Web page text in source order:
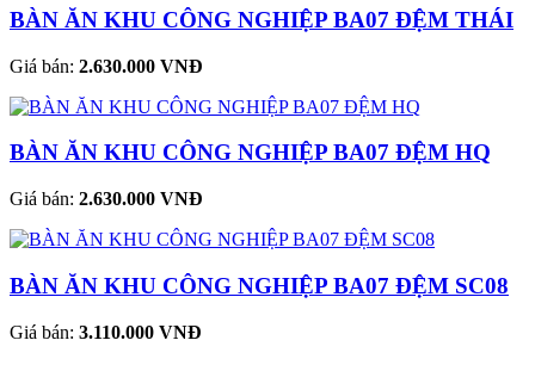
BÀN ĂN KHU CÔNG NGHIỆP BA07 ĐỆM THÁI
Giá bán: 2.630.000 VNĐ
BÀN ĂN KHU CÔNG NGHIỆP BA07 ĐỆM HQ
Giá bán: 2.630.000 VNĐ
BÀN ĂN KHU CÔNG NGHIỆP BA07 ĐỆM SC08
Giá bán: 3.110.000 VNĐ